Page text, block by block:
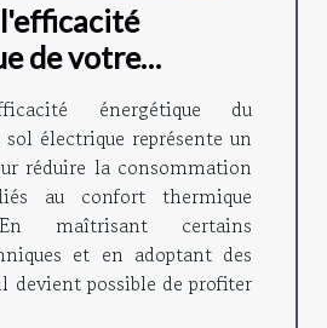
de votre
le solénergétique du
électrique représente un
réduire la consommation
au confort thermique
maîtrisant certains
et en adoptant des
devient possible de profiter